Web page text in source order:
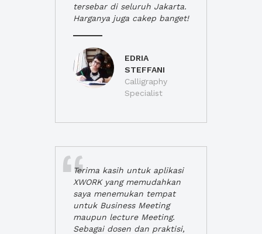
tersebar di seluruh Jakarta.
Harganya juga cakep banget!
EDRIA
STEFFANI
Calligraphy
Specialist
Terima kasih untuk aplikasi
XWORK yang memudahkan
saya menemukan tempat
untuk Business Meeting
maupun lecture Meeting.
Sebagai dosen dan praktisi,